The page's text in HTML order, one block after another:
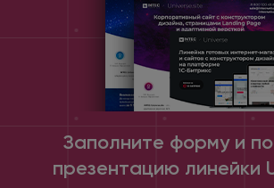
Заполните форму и
презентацию линейки